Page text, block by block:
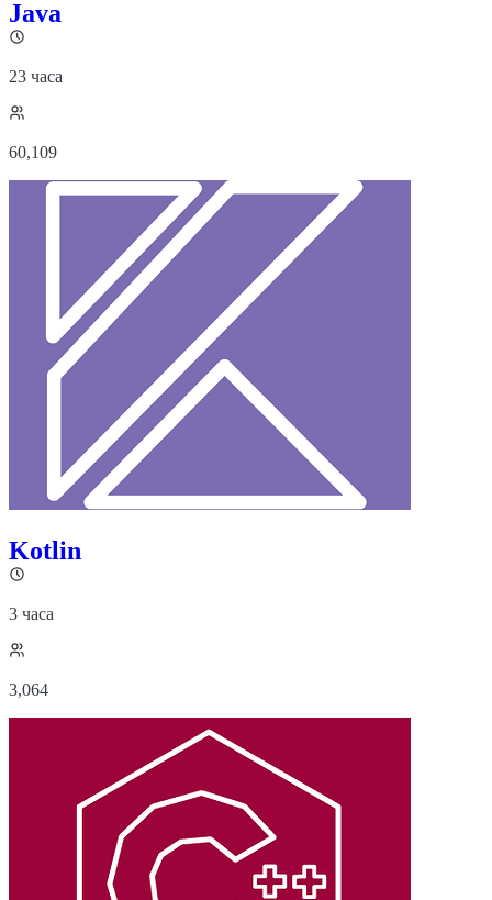
Java
23 часа
60,109
Kotlin
3 часа
3,064